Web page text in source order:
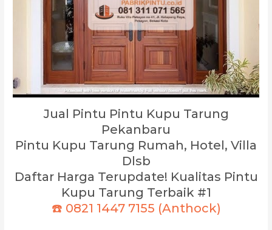
Jual Pintu Pintu Kupu Tarung
Pekanbaru
Pintu Kupu Tarung Rumah, Hotel, Villa
Dlsb
Daftar Harga Terupdate! Kualitas Pintu
Kupu Tarung Terbaik #1
☎️ 0821 1447 7155 (Anthock)